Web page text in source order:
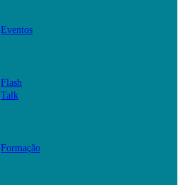
Eventos
Flash
Talk
Formação